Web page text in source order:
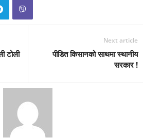
टोली
Next article
पीडित किसानको साथमा स्थानीय
सरकार !